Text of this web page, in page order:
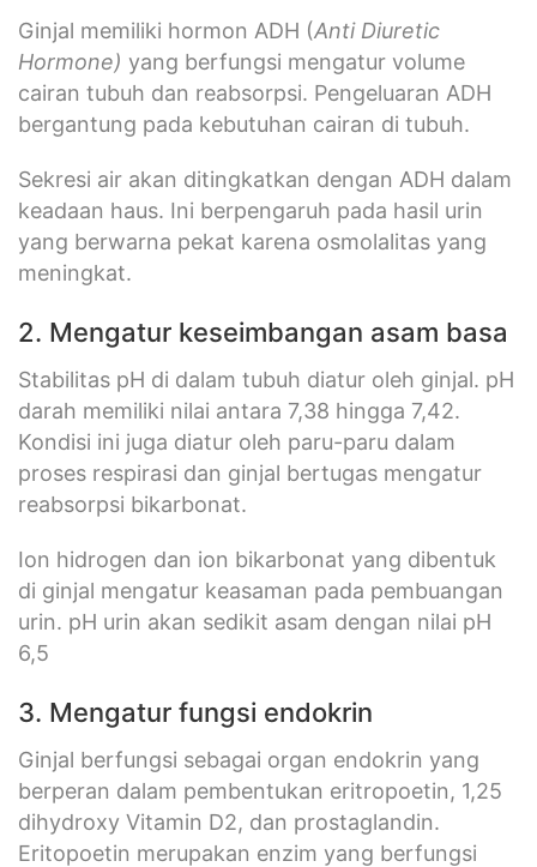
Ginjal memiliki hormon ADH (Anti Diuretic
Hormone) yang berfungsi mengatur volume
cairan tubuh dan reabsorpsi. Pengeluaran ADH
bergantung pada kebutuhan cairan di tubuh.
Sekresi air akan ditingkatkan dengan ADH dalam
keadaan haus. Ini berpengaruh pada hasil urin
yang berwarna pekat karena osmolalitas yang
meningkat.
2. Mengatur keseimbangan asam basa
Stabilitas pH di dalam tubuh diatur oleh ginjal. pH
darah memiliki nilai antara 7,38 hingga 7,42.
Kondisi ini juga diatur oleh paru-paru dalam
proses respirasi dan ginjal bertugas mengatur
reabsorpsi bikarbonat.
Ion hidrogen dan ion bikarbonat yang dibentuk
di ginjal mengatur keasaman pada pembuangan
urin. pH urin akan sedikit asam dengan nilai pH
6,5
3. Mengatur fungsi endokrin
Ginjal berfungsi sebagai organ endokrin yang
berperan dalam pembentukan eritropoetin, 1,25
dihydroxy Vitamin D2, dan prostaglandin.
Eritopoetin merupakan enzim yang berfungsi